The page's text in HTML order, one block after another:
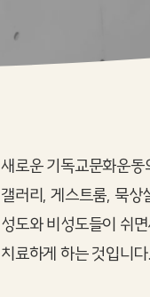
새로운 기독교문화운동
갤러리, 게스트룸, 묵상
성도와 비성도들이 쉬
치료하게 하는 것입니다.